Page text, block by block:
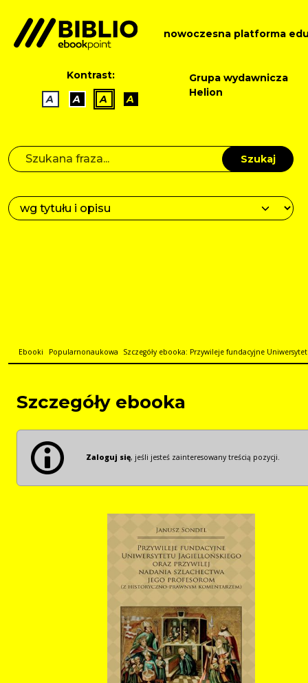
nowoczesna platforma
Kontrast:
A
A A A
Grupa wydawnicza
Helion
Szukaj
Ebooki Popularnonaukowa Szczegóły ebooka: Przywileje fundacyjne
Szczegóły ebooka
Zaloguj się, jeśli jesteś zainteresowany treścią pozycji.